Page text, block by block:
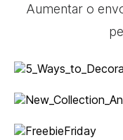
Aumentar o